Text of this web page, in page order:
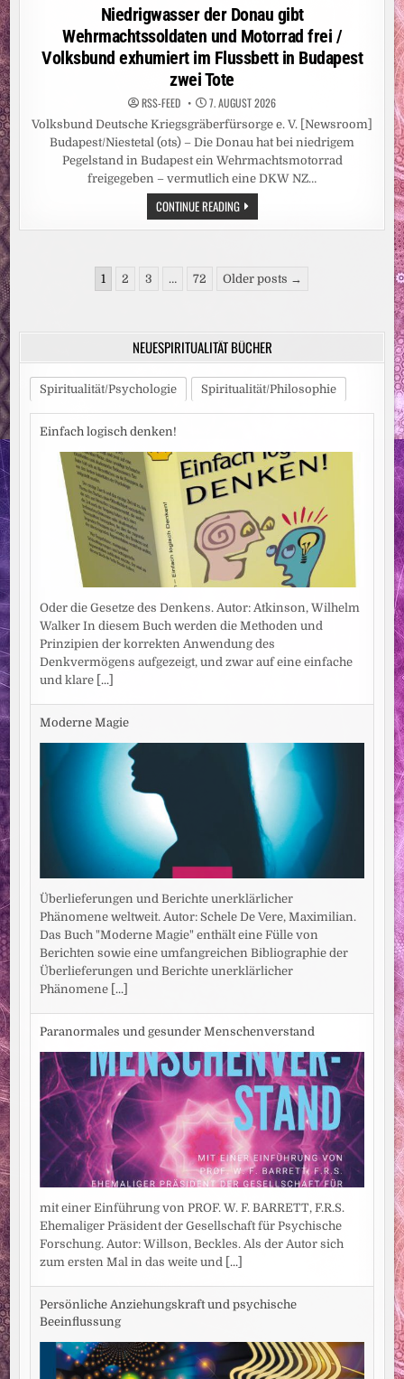
Niedrigwasser der Donau gibt
Wehrmachtssoldaten und Motorrad frei /
Volksbund exhumiert im Flussbett in Budapest
zwei Tote
RSS-FEED 7. AUGUST 2026
Volksbund Deutsche Kriegsgräberfürsorge e. V. [Newsroom]
Budapest/Niestetal (ots) – Die Donau hat bei niedrigem
Pegelstand in Budapest ein Wehrmachtsmotorrad
freigegeben – vermutlich eine DKW NZ…
CONTINUE READINGNIEDRIGWASSER
DER
DONAU
MOTORRAD
FREI
IM
FLUSSBETT
IN
ZWEI
TOTE
Seitennummerierung
Beiträge
1 2 3 … 72 Older posts →
NEUESPIRITUALITÄT BÜCHER
Spiritualität/Psychologie Spiritualität/Philosophie
Einfach logisch denken!
Oder die Gesetze des Denkens. Autor: Atkinson, Wilhelm
Walker In diesem Buch werden die Methoden und
Prinzipien der korrekten Anwendung des
Denkvermögens aufgezeigt, und zwar auf eine einfache
und klare [...]
Moderne Magie
Überlieferungen und Berichte unerklärlicher
Phänomene weltweit. Autor: Schele De Vere, Maximilian.
Das Buch "Moderne Magie" enthält eine Fülle von
Berichten sowie eine umfangreichen Bibliographie der
Überlieferungen und Berichte unerklärlicher
Phänomene [...]
Paranormales und gesunder Menschenverstand
mit einer Einführung von PROF. W. F. BARRETT, F.R.S.
Ehemaliger Präsident der Gesellschaft für Psychische
Forschung. Autor: Willson, Beckles. Als der Autor sich
zum ersten Mal in das weite und
[...]
Persönliche Anziehungskraft und psychische
Beeinflussung